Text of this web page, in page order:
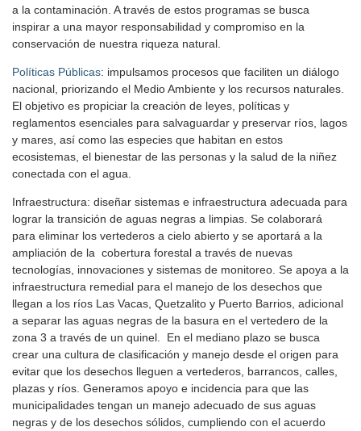
a la contaminación. A través de estos programas se busca
inspirar a una mayor responsabilidad y compromiso en la
conservación de nuestra riqueza natural.
Políticas Públicas: impulsamos procesos que faciliten un diálogo
nacional, priorizando el Medio Ambiente y los recursos naturales.
El objetivo es propiciar la creación de leyes, políticas y
reglamentos esenciales para salvaguardar y preservar ríos, lagos
y mares, así como las especies que habitan en estos
ecosistemas, el bienestar de las personas y la salud de la niñez
conectada con el agua.
Infraestructura: diseñar sistemas e infraestructura adecuada para
lograr la transición de aguas negras a limpias. Se colaborará
para eliminar los vertederos a cielo abierto y se aportará a la
ampliación de la cobertura forestal a través de nuevas
tecnologías, innovaciones y sistemas de monitoreo. Se apoya a la
infraestructura remedial para el manejo de los desechos que
llegan a los ríos Las Vacas, Quetzalito y Puerto Barrios, adicional
a separar las aguas negras de la basura en el vertedero de la
zona 3 a través de un quinel. En el mediano plazo se busca
crear una cultura de clasificación y manejo desde el origen para
evitar que los desechos lleguen a vertederos, barrancos, calles,
plazas y ríos. Generamos apoyo e incidencia para que las
municipalidades tengan un manejo adecuado de sus aguas
negras y de los desechos sólidos, cumpliendo con el acuerdo